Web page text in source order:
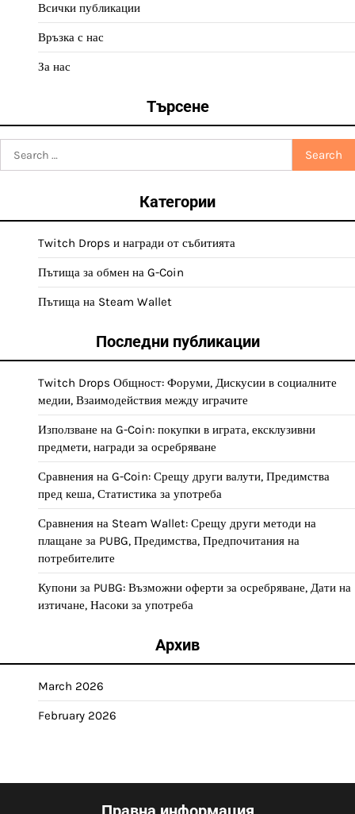
Всички публикации
Връзка с нас
За нас
Търсене
for:
Категории
Twitch Drops и награди от събитията
Пътища за обмен на G-Coin
Пътища на Steam Wallet
Последни публикации
Twitch Drops Общност: Форуми, Дискусии в социалните
медии, Взаимодействия между играчите
Използване на G-Coin: покупки в играта, ексклузивни
предмети, награди за осребряване
Сравнения на G-Coin: Срещу други валути, Предимства
пред кеша, Статистика за употреба
Сравнения на Steam Wallet: Срещу други методи на
плащане за PUBG, Предимства, Предпочитания на
потребителите
Купони за PUBG: Възможни оферти за осребряване, Дати на
изтичане, Насоки за употреба
Архив
March 2026
February 2026